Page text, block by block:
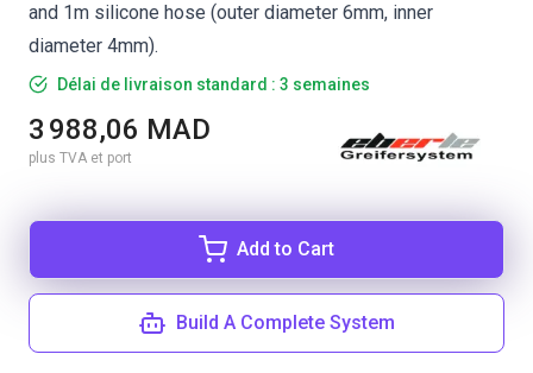
and 1m silicone hose (outer diameter 6mm, inner
diameter 4mm).
Délai de livraison standard : 3 semaines
3 988,06 MAD
plus TVA et port
Add to Cart
Build A Complete System